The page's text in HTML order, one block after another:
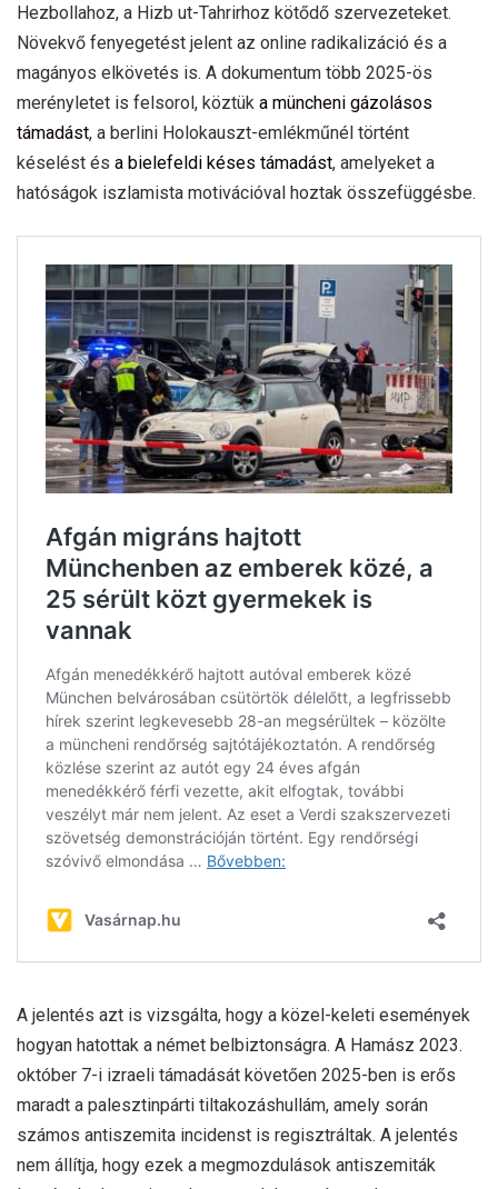
Hezbollahoz, a Hizb ut-Tahrirhoz kötődő szervezeteket.
Növekvő fenyegetést jelent az online radikalizáció és a
magányos elkövetés is. A dokumentum több 2025-ös
merényletet is felso­rol, köztük a müncheni gázolásos
támadást, a berlini Holokauszt-emlékműnél történt
késelést és a biele­feldi késes támadást, amelyeket a
hatóságok iszlamista motivációval hoztak összefüggésbe.
A jelentés azt is vizsgálta, hogy a közel-keleti esemé­nyek
hogyan hatottak a német belbiztonságra. A Hamász 2023.
október 7-i izraeli támadását köve­tően 2025-ben is erős
maradt a palesztinpárti tilta­kozáshullám, amely során
számos antiszemita inci­denst is regisztráltak. A jelentés
nem állítja, hogy ezek a megmozdulások antiszemiták